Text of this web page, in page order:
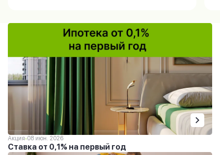
Акция 08 июн. 2026
Ставка от 0,1% на первый год